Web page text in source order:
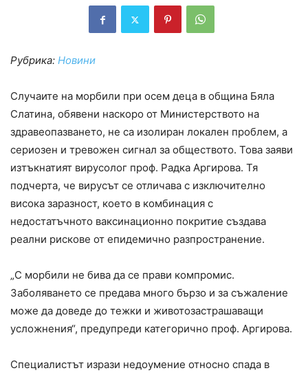
Рубрика: Новини
Случаите на морбили при осем деца в община Бяла
Слатина, обявени наскоро от Министерството на
здравеопазването, не са изолиран локален проблем, а
сериозен и тревожен сигнал за обществото. Това заяви
изтъкнатият вирусолог проф. Радка Аргирова. Тя
подчерта, че вирусът се отличава с изключително
висока заразност, което в комбинация с
недостатъчното ваксинационно покритие създава
реални рискове от епидемично разпространение.
„С морбили не бива да се прави компромис.
Заболяването се предава много бързо и за съжаление
може да доведе до тежки и животозастрашаващи
усложнения“, предупреди категорично проф. Аргирова.
Специалистът изрази недоумение относно спада в